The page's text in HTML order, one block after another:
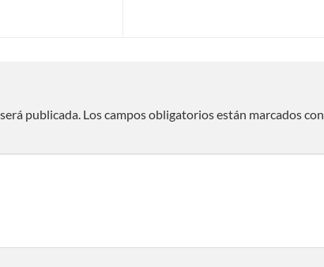
publicada. Los campos obligatorios están marcados con